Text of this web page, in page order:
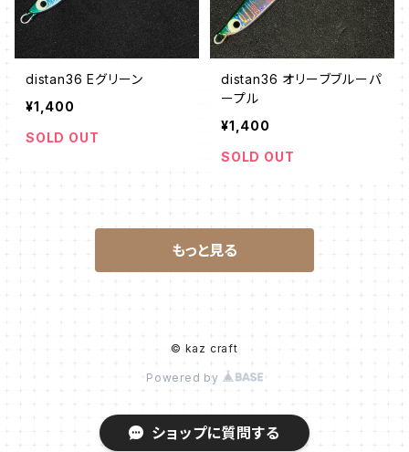
distan36 Eグリーン
¥1,400
SOLD OUT
distan36 オリーブブルーパ
ープル
¥1,400
SOLD OUT
もっと見る
© kaz craft
Powered by
ショップに質問する